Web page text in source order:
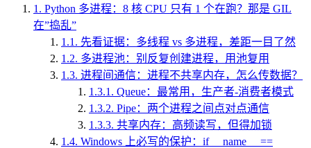
1. Python 多进程：8 核 CPU 只有 1 个在跑？那是 GIL
在”捣乱”
1.1. 先看证据：多线程 vs 多进程，差距一目了然
1.2. 多进程池：别反复创建进程，用池复用
1.3. 进程间通信：进程不共享内存，怎么传数据？
1.3.1. Queue：最常用，生产者-消费者模式
1.3.2. Pipe：两个进程之间点对点通信
1.3.3. 共享内存：高频读写，但得加锁
1.4. Windows 上必写的保护：if __name__ ==